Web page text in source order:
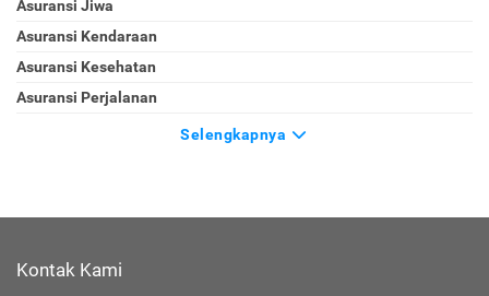
Asuransi Jiwa
Asuransi Kendaraan
Asuransi Kesehatan
Asuransi Perjalanan
Selengkapnya
Kontak Kami